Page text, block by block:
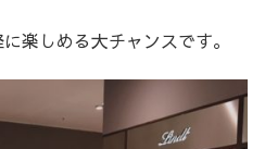
楽しめる大チャンスです。